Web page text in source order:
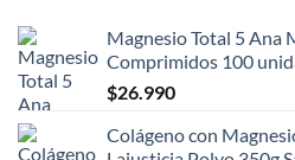
Magnesio Total 5 Ana
Comprimidos 100
$26.990
Colágeno con